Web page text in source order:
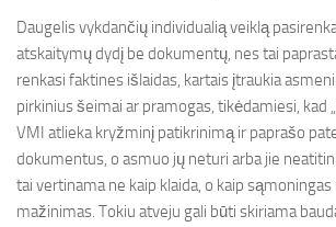
Daugelis vykdančių individualią veiklą
atskaitymų dydį be dokumentų, nes tai
renkasi faktines išlaidas, kartais įtraukia
pirkinius šeimai ar pramogas, tikėdamiesi, kad
VMI atlieka kryžminį patikrinimą ir paprašo
dokumentus, o asmuo jų neturi arba jie
tai vertinama ne kaip klaida, o kaip
mažinimas. Tokiu atveju gali būti skiriama